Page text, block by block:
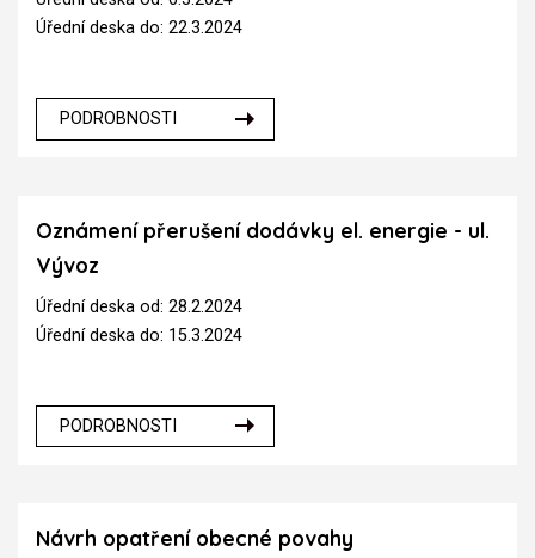
Úřední deska do: 22.3.2024
PODROBNOSTI
Oznámení přerušení dodávky el. energie - ul.
Vývoz
Úřední deska od: 28.2.2024
Úřední deska do: 15.3.2024
PODROBNOSTI
Návrh opatření obecné povahy